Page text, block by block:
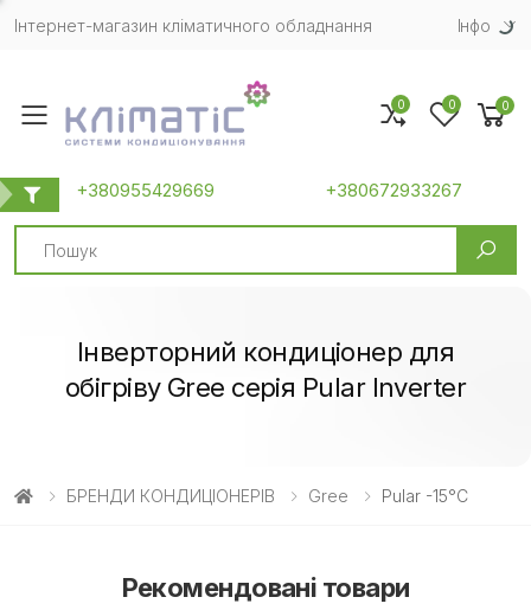
Інтернет-магазин кліматичного обладнання Iнфо
Toggle mobile menu
+380955429669 +380672933267
Search
0 0 0
Інверторний кондиціонер для
обігріву Gree серія Pular Inverter
БРЕНДИ КОНДИЦІОНЕРІВ Gree Pular -15°C
Рекомендовані товари